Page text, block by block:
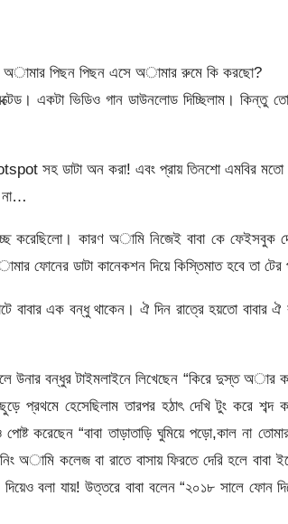
অামার পিছন পিছন এসে অামার রুমে কি করছো?
একটা ভিডিও গান ডাউনলোড দিচ্ছিলাম। কিন্তু
সহ ডাটা অন করা! এবং প্রায় তিনশো এমবির মতো
না…
ইচ্ছে করেছিলো। কারণ অামি নিজেই বাবা কে
ফোনের ডাটা কানেকশন দিয়ে কিস্তিমাত হবে তা টের
বাবার এক বন্ধু থাকেন। ঐ দিন রাত্রে হয়তো বাবার ঐ
ভুলে উনার বন্ধুর টাইমলাইনে লিখেছেন “কিরে দুস্ত
ছুড়ে প্রথমে হেসেছিলাম তারপর হঠাৎ দেখি টুং করে
করেছেন “বাবা তাড়াতাড়ি ঘুমিয়ে পড়ো,কাল না
অামি কলেজ বা রাতে বাসায় ফিরতে দেরি হলে
বলা যায়! উত্তরে বাবা বলেন “২০১৮ সালে ফোন